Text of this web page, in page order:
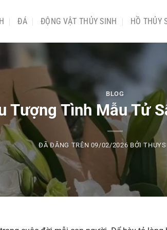
ĐÁ ĐỘNG VẬT THỦY SINH HỒ THỦY
BLOG
Tượng Tình Mẫu Tử
ĐÃ ĐĂNG TRÊN 09/02/2026 BỞI